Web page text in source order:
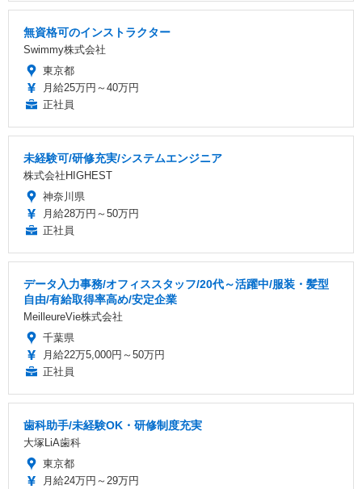
無資格可のインストラクター
Swimmy株式会社
東京都
月給25万円～40万円
正社員
未経験可/研修充実/システムエンジニア
株式会社HIGHEST
神奈川県
月給28万円～50万円
正社員
データ入力事務/オフィススタッフ/20代～活躍中/服装・髪型
自由/有給取得率高め/安定企業
MeilleureVie株式会社
千葉県
月給22万5,000円～50万円
正社員
歯科助手/未経験OK・研修制度充実
大塚LiA歯科
東京都
月給24万円～29万円